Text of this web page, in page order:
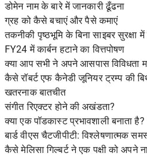
डोमेन नाम के बारे में जानकारी ढूँढना
ग्रह को कैसे बचाएं और पैसे कमाएं
तकनीकी पृष्ठभूमि के बिना साइबर सुरक्षा
FY24 में कार्बन हटाने का वित्तपोषण
क्या आप सभी ने अपने आसपास विविधता
कैसे रॉबर्ट एफ कैनेडी जूनियर ट्रम्प की
खतरनाक बातचीत
संगीत रिएक्टर होने की अखंडता?
क्या एक पॉडकास्ट प्रभावशाली बनाता है?
बार्ड वीएस चैटजीपीटी: विश्लेषणात्मक
कैसे मेलिसा गिल्बर्ट ने एक पक्षी को अपने